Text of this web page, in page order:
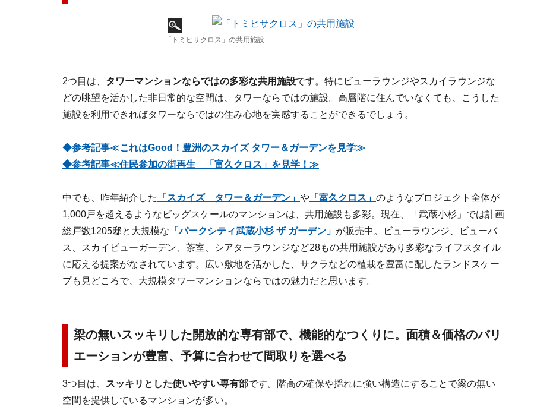
「トミヒサクロス」の共用施設
2つ目は、 タワーマンションならではの多彩な共用施設です。特にビューラウンジやスカイラウンジな
どの眺望を活かした非日常的な空間は、タワーならではの施設。高層階に住んでいなくても、こうした
施設を利用できればタワーならではの住み心地を実感することができるでしょう。
◆参考記事≪これはGood！豊洲のスカイズ タワー＆ガーデンを見学≫
◆参考記事≪住民参加の街再生 「富久クロス」を見学！≫
中でも、昨年紹介した 「スカイズ タワー＆ガーデン」 や 「富久クロス」 のようなプロジェクト全体が
1,000戸を超えるようなビッグスケールのマンションは、共用施設も多彩。現在、「武蔵小杉」では計画
総戸数1205邸と大規模な 「パークシティ武蔵小杉 ザ ガーデン」 が販売中。ビューラウンジ、ビューバ
ス、スカイビューガーデン、茶室、シアターラウンジなど28もの共用施設があり多彩なライフスタイル
に応える提案がなされています。広い敷地を活かした、サクラなどの植栽を豊富に配したランドスケー
プも見どころで、大規模タワーマンションならではの魅力だと思います。
梁の無いスッキリした開放的な専有部で、機能的なつくりに。面積＆価格のバリ
エーションが豊富、予算に合わせて間取りを選べる
3つ目は、 スッキリとした使いやすい専有部です。階高の確保や揺れに強い構造にすることで梁の無い
空間を提供しているマンションが多い。